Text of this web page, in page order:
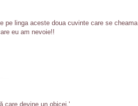
pe linga aceste doua cuvinte care se cheama
eu am nevoie!!
care devine un obicei.'